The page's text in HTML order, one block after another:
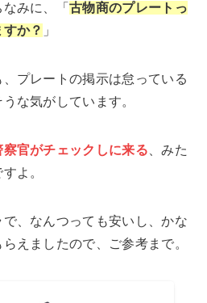
なみに、「古物商のプレートっ
か？ 」
プレートの掲示は怠っている
な気がしています。
官がチェックしに来る、みた
よ。
、なんつっても安いし、かな
えましたので、ご参考まで。